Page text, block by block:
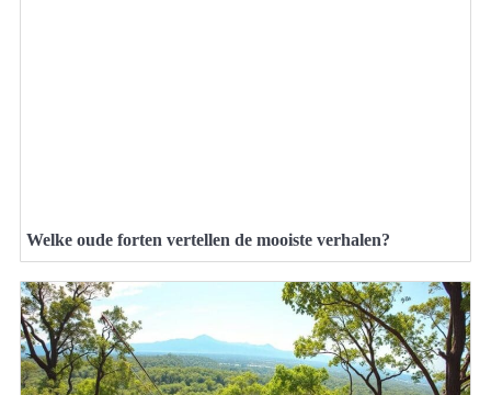
Welke oude forten vertellen de mooiste verhalen?